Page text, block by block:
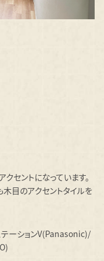
セントになっています。
目のアクセントタイルを
テーションV(Panasonic)/